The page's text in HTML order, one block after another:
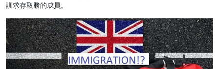
訓求存取勝的成員。